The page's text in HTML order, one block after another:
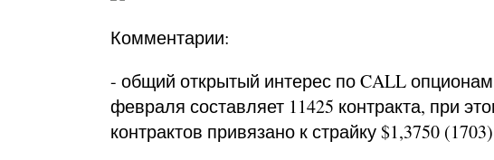
Комментарии:
- общий открытый интерес по CALL
февраля составляет 11425 контракта, при
контрактов привязано к страйку $1,3750